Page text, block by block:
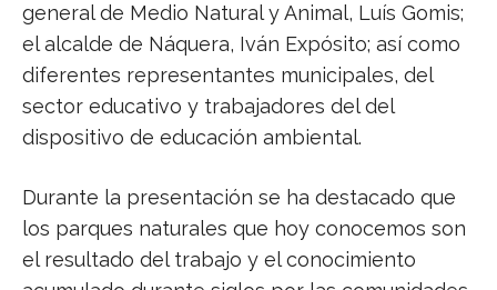
general de Medio Natural y Animal, Luís Gomis;
el alcalde de Náquera, Iván Expósito; así como
diferentes representantes municipales, del
sector educativo y trabajadores del del
dispositivo de educación ambiental.
Durante la presentación se ha destacado que
los parques naturales que hoy conocemos son
el resultado del trabajo y el conocimiento